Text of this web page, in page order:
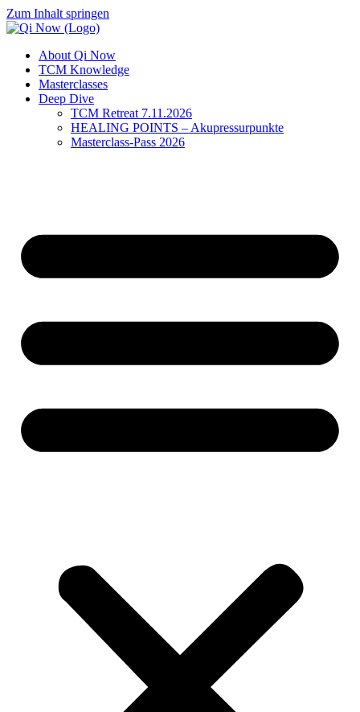
Zum Inhalt springen
About Qi Now
TCM Knowledge
Masterclasses
Deep Dive
TCM Retreat 7.11.2026
HEALING POINTS – Akupressurpunkte
Masterclass-Pass 2026